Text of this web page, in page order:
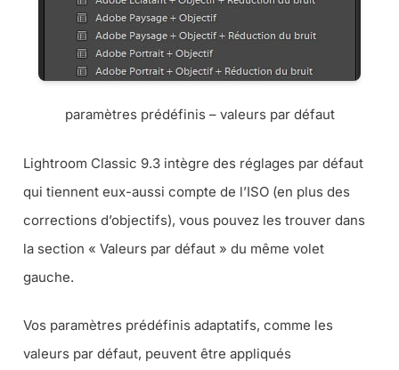
paramètres prédéfinis – valeurs par défaut
Lightroom Classic 9.3 intègre des réglages par défaut
qui tiennent eux-aussi compte de l’ISO (en plus des
corrections d’objectifs), vous pouvez les trouver dans
la section « Valeurs par défaut » du même volet
gauche.
Vos paramètres prédéfinis adaptatifs, comme les
valeurs par défaut, peuvent être appliqués